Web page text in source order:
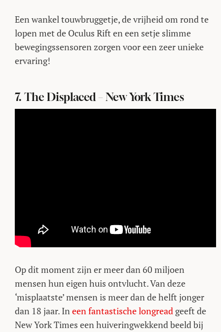
Een wankel touwbruggetje, de vrijheid om rond te
lopen met de Oculus Rift en een setje slimme
bewegingssensoren zorgen voor een zeer unieke
ervaring!
7. The Displaced – New York Times
Op dit moment zijn er meer dan 60 miljoen
mensen hun eigen huis ontvlucht. Van deze
‘misplaatste’ mensen is meer dan de helft jonger
dan 18 jaar. Ineen fantastische longread geeft de
New York Times een huiveringwekkend beeld bij